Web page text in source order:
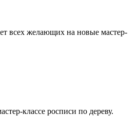
всех желающих на новые мастер-
классе росписи по дереву.